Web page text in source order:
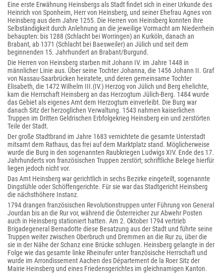
Eine erste Erwähnung Heinsbergs als Stadt findet sich in einer Urkunde des
Heinrich von Sponheim, Herr von Heinsberg, und seiner Ehefrau Agnes von
Heinsberg aus dem Jahre 1255. Die Herren von Heinsberg konnten ihre
Selbständigkeit durch Anlehnung an die jeweilige Vormacht am Niederrhein
behaupten: bis 1288 (Schlacht bei Worringen) an Kurköln, danach an
Brabant, ab 1371 (Schlacht bei Baesweiler) an Jülich und seit dem
beginnenden 15. Jahrhundert an Brabant/Burgund.
Die Herren von Heinsberg starben mit Johann IV. im Jahre 1448 in
männlicher Linie aus. Über seine Tochter Johanna, die 1456 Johann II. Graf
von Nassau-Saarbrücken heiratete, und deren gemeinsame Tochter
Elisabeth, die 1472 Wilhelm III.(IV.) Herzog von Jülich und Berg ehelichte,
kam die Herrschaft Heinsberg an das Herzogtum Jülich-Berg. 1484 wurde
das Gebiet als eigenes Amt dem Herzogtum einverleibt. Die Burg war
danach Sitz der herzoglichen Verwaltung. 1543 nahmen kaiserlichen
Truppen im Dritten Geldrischen Erbfolgekrieg Heinsberg ein und zerstörten
Teile der Stadt.
Der große Stadtbrand im Jahre 1683 vernichtete die gesamte Unterstadt
mitsamt dem Rathaus, das frei auf dem Marktplatz stand. Möglicherweise
wurde die Burg in den sogenannten Raubkriegen Ludwigs XIV. Ende des 17.
Jahrhunderts von französischen Truppen zerstört; schriftliche Belege hierfür
liegen jedoch nicht vor.
Das Amt Heinsberg war gerichtlich in sechs Bezirke eingeteilt, sogenannte
Dingstühle oder Schöffengerichte. Für sie war das Stadtgericht Heinsberg
die nächsthöhere Instanz.
1794 drangen französischen Revolutionstruppen unter Führung von General
Jourdan bis an die Rur vor, während die Österreicher zur Abwehr Posten
auch in Heinsberg stationiert hatten. Am 2. Oktober 1794 vertrieb
Brigadegeneral Bernadotte diese Besatzung aus der Stadt und führte seine
Truppen weiter zwischen Oberbruch und Dremmen an die Rur zu, über die
sie in der Nähe der Schanz eine Brücke schlugen. Heinsberg gelangte in der
Folge wie das gesamte linke Rheinufer unter französische Herrschaft und
wurde im Arrondissement Aachen des Département de la Roer Sitz der
Mairie Heinsberg und eines Friedensgerichtes im gleichnamigen Kanton.